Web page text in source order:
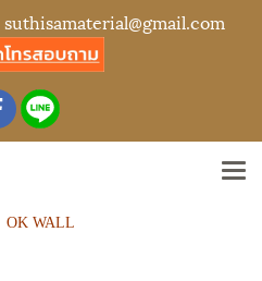
suthisamaterial@gmail.com
OK WALL